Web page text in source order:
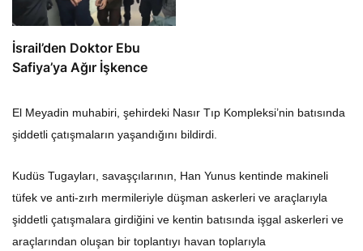
İsrail’den Doktor Ebu
Safiya’ya Ağır İşkence
El Meyadin muhabiri, şehirdeki Nasır Tıp Kompleksi’nin batısında
şiddetli çatışmaların yaşandığını bildirdi.
Kudüs Tugayları, savaşçılarının, Han Yunus kentinde makineli
tüfek ve anti-zırh mermileriyle düşman askerleri ve araçlarıyla
şiddetli çatışmalara girdiğini ve kentin batısında işgal askerleri ve
araçlarından oluşan bir toplantıyı havan toplarıyla